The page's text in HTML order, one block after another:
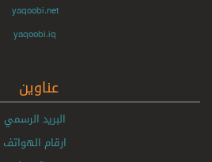
yaqoobi.net
yaqoobi.iq
عناوين
البريد الرسمي
ارقام الهواتف